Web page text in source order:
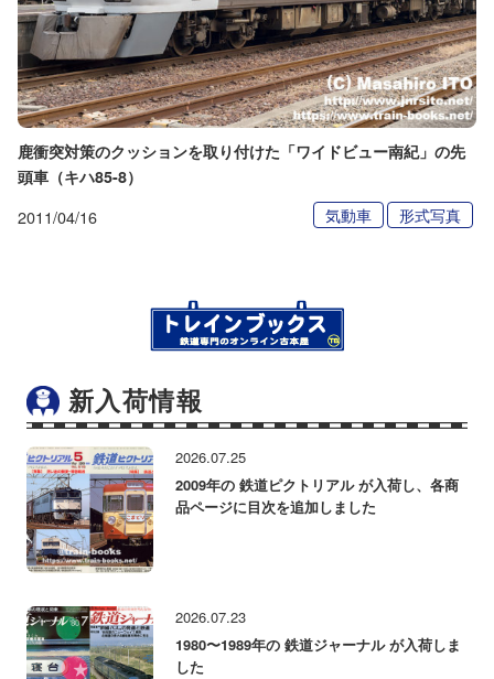
鹿衝突対策のクッションを取り付けた「ワイドビュー南紀」の先
頭車（キハ85-8）
2011/04/16 気動車 形式写真
新入荷情報
2026.07.25
2009年の 鉄道ピクトリアル が入荷し、各商
品ページに目次を追加しました
2026.07.23
1980〜1989年の 鉄道ジャーナル が入荷しま
した